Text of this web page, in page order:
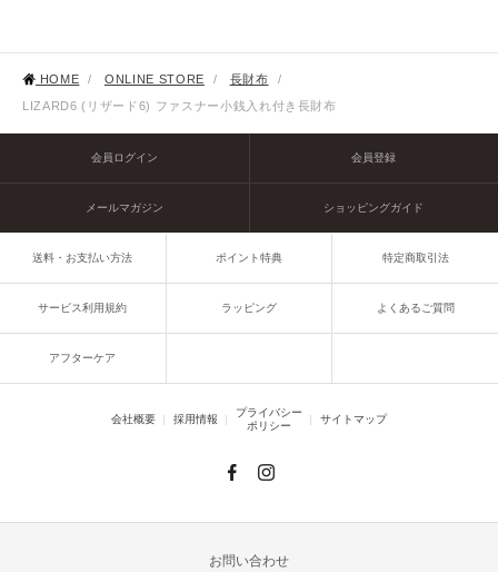
HOME / ONLINE STORE / 長財布
/
LIZARD6 (リザード6) ファスナー小銭入れ付き長財布
会員ログイン 会員登録
メールマガジン ショッピングガイド
送料・お支払い方法 ポイント特典 特定商取引法
サービス利用規約 ラッピング よくあるご質問
アフターケア
会社概要 採用情報
プライバシー
ポリシー
サイトマップ
お問い合わせ